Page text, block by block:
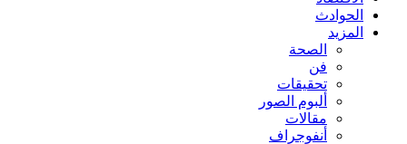
الحوادث
المزيد
الصحة
فن
تحقيقات
ألبوم الصور
مقالات
أنفوجراف